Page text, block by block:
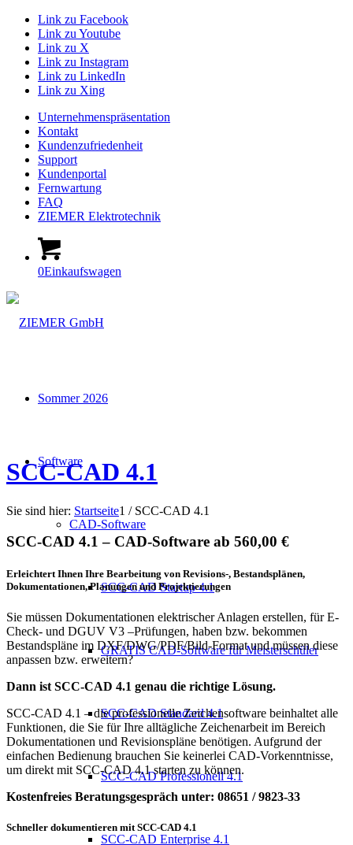
Link zu Facebook
Link zu Youtube
Link zu X
Link zu Instagram
Link zu LinkedIn
Link zu Xing
Unternehmenspräsentation
Kontakt
Kundenzufriedenheit
Support
Kundenportal
Fernwartung
FAQ
ZIEMER Elektrotechnik
0Einkaufswagen
Sommer 2026
Software
CAD-Software
SCC-CAD Startup 4.1
GRATIS CAD-Software für Meisterschüler
SCC-CAD Standard 4.1
SCC-CAD Professionell 4.1
SCC-CAD Enterprise 4.1
SCC-CAD 4.1
Sie sind hier: Startseite1 / SCC-CAD 4.1
SCC-CAD 4.1 – CAD-Software ab 560,00 €
Erleichtert Ihnen Ihre Bearbeitung von Revisions-, Bestandsplänen,
Dokumentationen, Planungen und Projektierungen
Sie müssen Dokumentationen elektrischer Anlagen erstellen, für E-
Check- und DGUV V3 –Prüfungen, haben bzw. bekommen
Bestandspläne im DXF/DWG/PDF/Bild-Format und müssen diese
anpassen bzw. erweitern?
Dann ist SCC-CAD 4.1 genau die richtige Lösung.
SCC-CAD 4.1 – die professionelle Zeichensoftware beinhaltet alle
Funktionen, die Sie für Ihre alltägliche Zeichenarbeit im Bereich
Dokumentationen und Revisionspläne benötigen. Aufgrund der
einfachen Bedienung brauchen Sie keinerlei CAD-Vorkenntnisse,
um direkt mit SCC-CAD 4.1 starten zu können.
Kostenfreies Beratungsgespräch unter: 08651 / 9823-33
Schneller dokumentieren mit SCC-CAD 4.1